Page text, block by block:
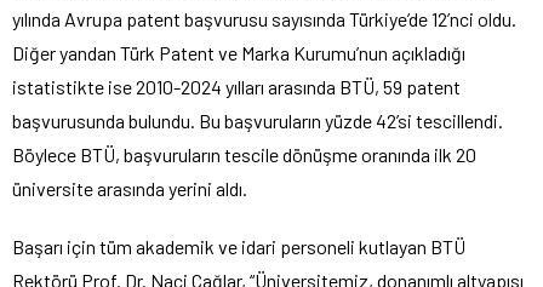
yılında Avrupa patent başvurusu sayısında Türkiye’de 12’nci oldu.
Diğer yandan Türk Patent ve Marka Kurumu’nun açıkladığı
istatistikte ise 2010-2024 yılları arasında BTÜ, 59 patent
başvurusunda bulundu. Bu başvuruların yüzde 42’si tescillendi.
Böylece BTÜ, başvuruların tescile dönüşme oranında ilk 20
üniversite arasında yerini aldı.
Başarı için tüm akademik ve idari personeli kutlayan BTÜ
Rektörü Prof. Dr. Naci Çağlar, “Üniversitemiz, donanımlı altyapısı